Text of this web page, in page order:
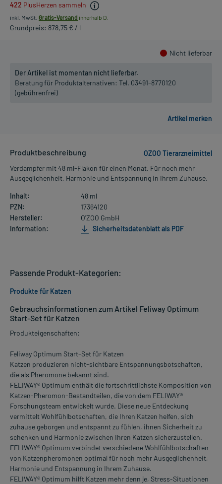
422 PlusHerzen sammeln
inkl. MwSt. Gratis-Versand innerhalb D.
Grundpreis: 878,75 € / l
Nicht lieferbar
Der Artikel ist momentan nicht lieferbar.
Beratung für Produktalternativen: Tel. 03491-8770120
(gebührenfrei)
Produktbeschreibung
OZOO Tierarzneimittel
Verdampfer mit 48 ml-Flakon für einen Monat. Für noch mehr
Ausgeglichenheit, Harmonie und Entspannung in Ihrem Zuhause.
Inhalt:
48 ml
PZN:
17364120
Hersteller:
O'ZOO GmbH
Information:
Sicherheitsdatenblatt als PDF
Gebrauchsinformationen zum Artikel Feliway Optimum
Start-Set für Katzen
Produkteigenschaften:
Feliway Optimum Start-Set für Katzen
Katzen produzieren nicht-sichtbare Entspannungsbotschaften,
die als Pheromone bekannt sind.
FELIWAY® Optimum enthält die fortschrittlichste Komposition von
Katzen-Pheromon-Bestandteilen, die von dem FELIWAY®
Forschungsteam entwickelt wurde. Diese neue Entdeckung
vermittelt Wohlfühlbotschaften, die Ihren Katzen helfen, sich
zuhause geborgen und entspannt zu fühlen, ihnen Sicherheit zu
schenken und Harmonie zwischen Ihren Katzen sicherzustellen.
FELIWAY® Optimum verbindet verschiedene Wohlfühlbotschaften
von Katzenpheromonen optimal für noch mehr Ausgeglichenheit,
Harmonie und Entspannung in Ihrem Zuhause.
FELIWAY® Optimum hilft Katzen mehr denn je, Stress-Situationen
Passende Produkt-Kategorien:
Produkte für Katzen